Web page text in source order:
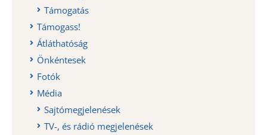
Támogatás
Támogass!
Átláthatóság
Önkéntesek
Fotók
Média
Sajtómegjelenések
TV-, és rádió megjelenések